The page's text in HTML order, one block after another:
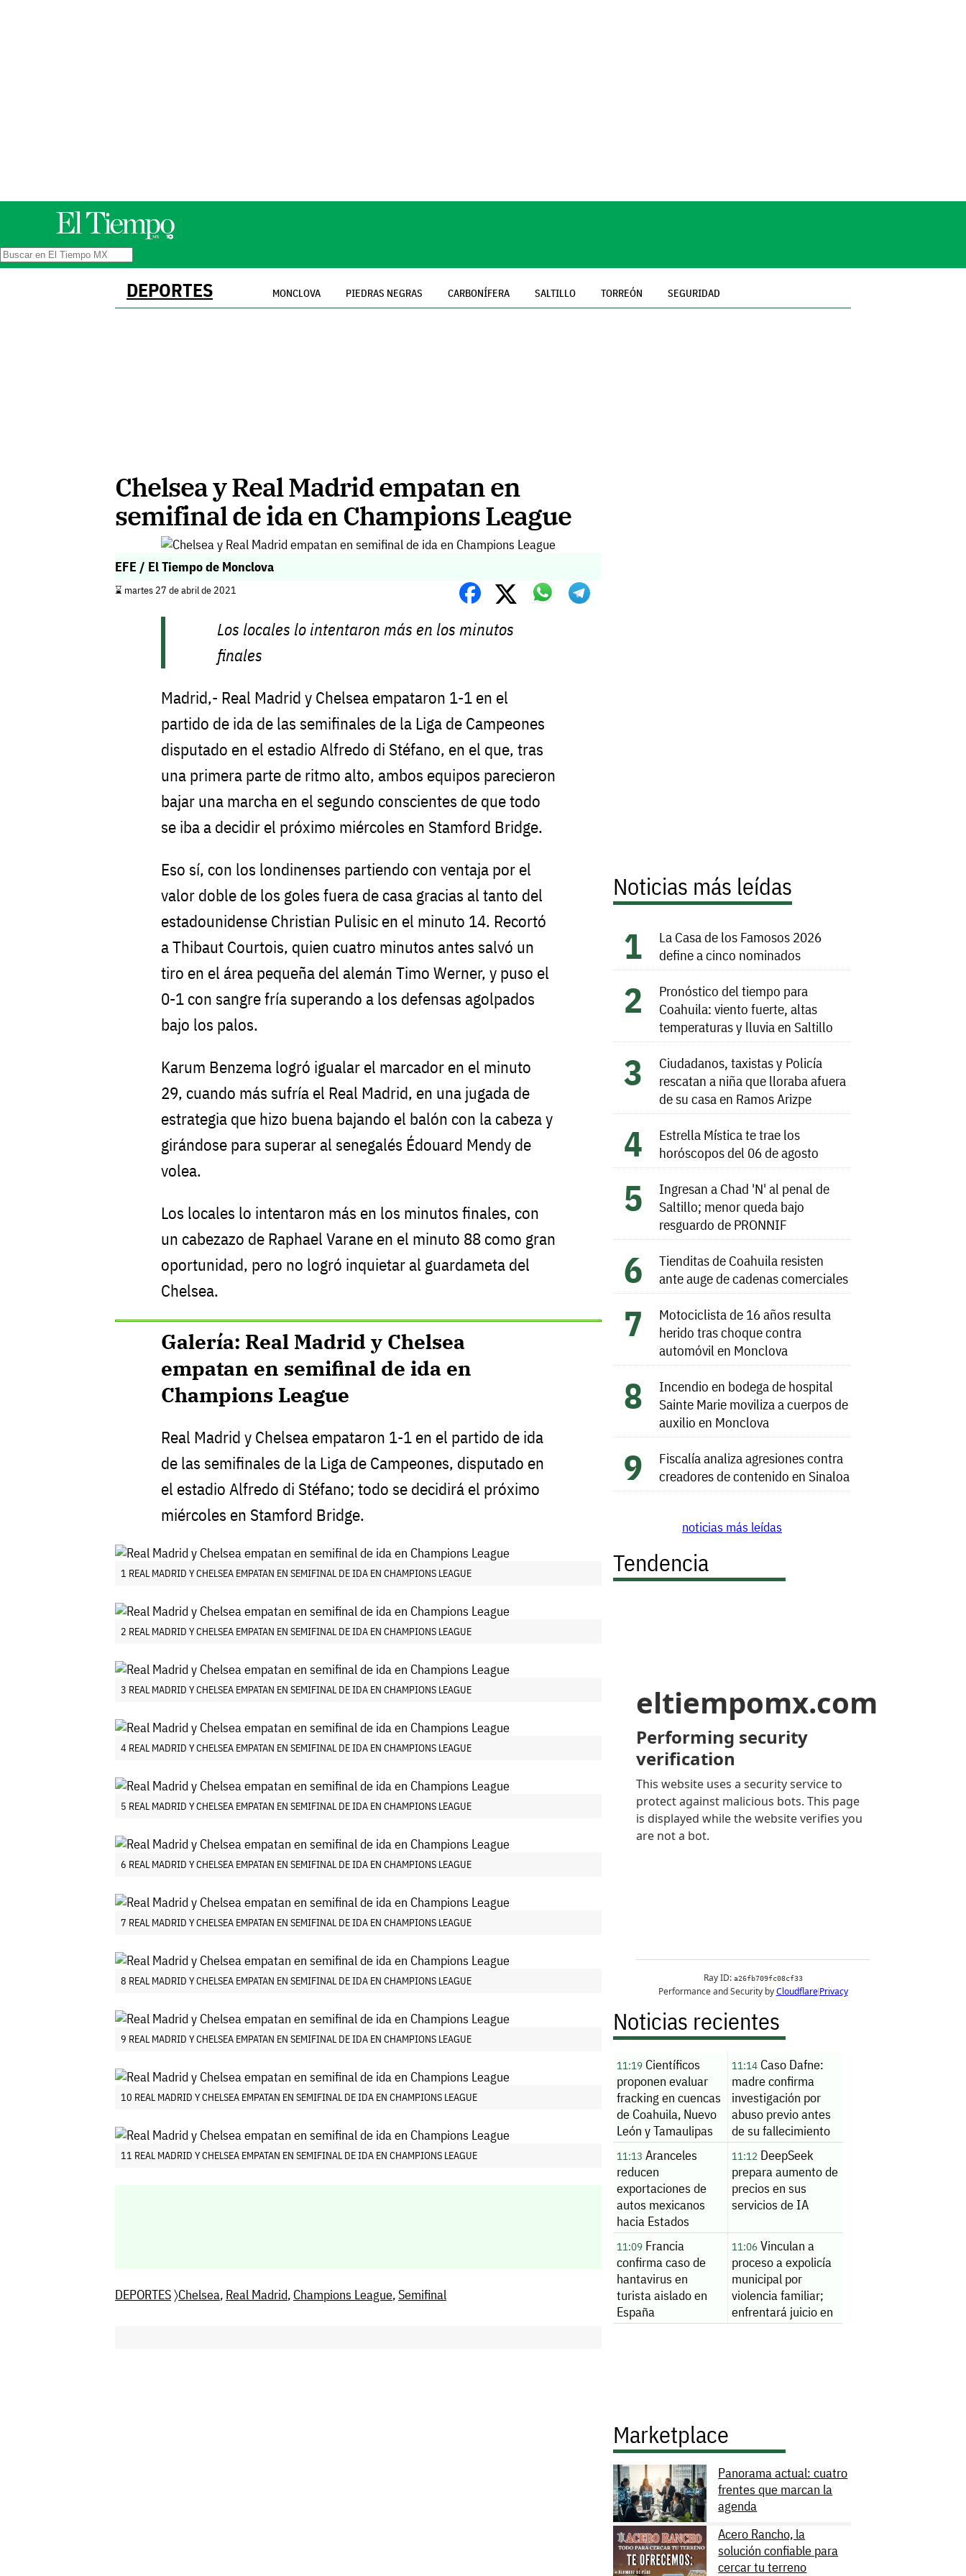
DEPORTES MONCLOVA PIEDRAS NEGRAS CARBONÍFERA SALTILLO TORREÓN SEGURIDAD
Chelsea y Real Madrid empatan en
semifinal de ida en Champions League
EFE / El Tiempo de Monclova
⌛️ martes 27 de abril de 2021
Los locales lo intentaron más en los minutos
finales
Madrid,- Real Madrid y Chelsea empataron 1-1 en el
partido de ida de las semifinales de la Liga de Campeones
disputado en el estadio Alfredo di Stéfano, en el que, tras
una primera parte de ritmo alto, ambos equipos parecieron
bajar una marcha en el segundo conscientes de que todo
se iba a decidir el próximo miércoles en Stamford Bridge.
Eso sí, con los londinenses partiendo con ventaja por el
valor doble de los goles fuera de casa gracias al tanto del
estadounidense Christian Pulisic en el minuto 14. Recortó
a Thibaut Courtois, quien cuatro minutos antes salvó un
tiro en el área pequeña del alemán Timo Werner, y puso el
0-1 con sangre fría superando a los defensas agolpados
bajo los palos.
Karum Benzema logró igualar el marcador en el minuto
29, cuando más sufría el Real Madrid, en una jugada de
estrategia que hizo buena bajando el balón con la cabeza y
girándose para superar al senegalés Édouard Mendy de
volea.
Los locales lo intentaron más en los minutos finales, con
un cabezazo de Raphael Varane en el minuto 88 como gran
oportunidad, pero no logró inquietar al guardameta del
Chelsea.
Galería: Real Madrid y Chelsea
empatan en semifinal de ida en
Champions League
Real Madrid y Chelsea empataron 1-1 en el partido de ida
de las semifinales de la Liga de Campeones, disputado en
el estadio Alfredo di Stéfano; todo se decidirá el próximo
miércoles en Stamford Bridge.
1 REAL MADRID Y CHELSEA EMPATAN EN SEMIFINAL DE IDA EN CHAMPIONS LEAGUE
2 REAL MADRID Y CHELSEA EMPATAN EN SEMIFINAL DE IDA EN CHAMPIONS LEAGUE
3 REAL MADRID Y CHELSEA EMPATAN EN SEMIFINAL DE IDA EN CHAMPIONS LEAGUE
4 REAL MADRID Y CHELSEA EMPATAN EN SEMIFINAL DE IDA EN CHAMPIONS LEAGUE
5 REAL MADRID Y CHELSEA EMPATAN EN SEMIFINAL DE IDA EN CHAMPIONS LEAGUE
6 REAL MADRID Y CHELSEA EMPATAN EN SEMIFINAL DE IDA EN CHAMPIONS LEAGUE
7 REAL MADRID Y CHELSEA EMPATAN EN SEMIFINAL DE IDA EN CHAMPIONS LEAGUE
8 REAL MADRID Y CHELSEA EMPATAN EN SEMIFINAL DE IDA EN CHAMPIONS LEAGUE
9 REAL MADRID Y CHELSEA EMPATAN EN SEMIFINAL DE IDA EN CHAMPIONS LEAGUE
10 REAL MADRID Y CHELSEA EMPATAN EN SEMIFINAL DE IDA EN CHAMPIONS LEAGUE
11 REAL MADRID Y CHELSEA EMPATAN EN SEMIFINAL DE IDA EN CHAMPIONS LEAGUE
DEPORTES〉Chelsea, Real Madrid, Champions League, Semifinal
Noticias más leídas
La Casa de los Famosos 2026
define a cinco nominados
Pronóstico del tiempo para
Coahuila: viento fuerte, altas
temperaturas y lluvia en Saltillo
Ciudadanos, taxistas y Policía
rescatan a niña que lloraba afuera
de su casa en Ramos Arizpe
Estrella Mística te trae los
horóscopos del 06 de agosto
Ingresan a Chad 'N' al penal de
Saltillo; menor queda bajo
resguardo de PRONNIF
Tienditas de Coahuila resisten
ante auge de cadenas comerciales
Motociclista de 16 años resulta
herido tras choque contra
automóvil en Monclova
Incendio en bodega de hospital
Sainte Marie moviliza a cuerpos de
auxilio en Monclova
Fiscalía analiza agresiones contra
creadores de contenido en Sinaloa
noticias más leídas
Tendencia
Noticias recientes
11:19 Científicos
proponen evaluar
fracking en cuencas
de Coahuila, Nuevo
León y Tamaulipas
11:14Caso Dafne:
madre confirma
investigación por
abuso previo antes
de su fallecimiento
11:13 Aranceles
reducen
exportaciones de
autos mexicanos
hacia Estados
Unidos
11:12DeepSeek
prepara aumento de
precios en sus
servicios de IA
11:09 Francia
confirma caso de
hantavirus en
turista aislado en
España
11:06Vinculan a
proceso a expolicía
municipal por
violencia familiar;
enfrentará juicio en
libertad
Marketplace
Panorama actual: cuatro
frentes que marcan la
agenda
Acero Rancho, la
solución confiable para
cercar tu terreno